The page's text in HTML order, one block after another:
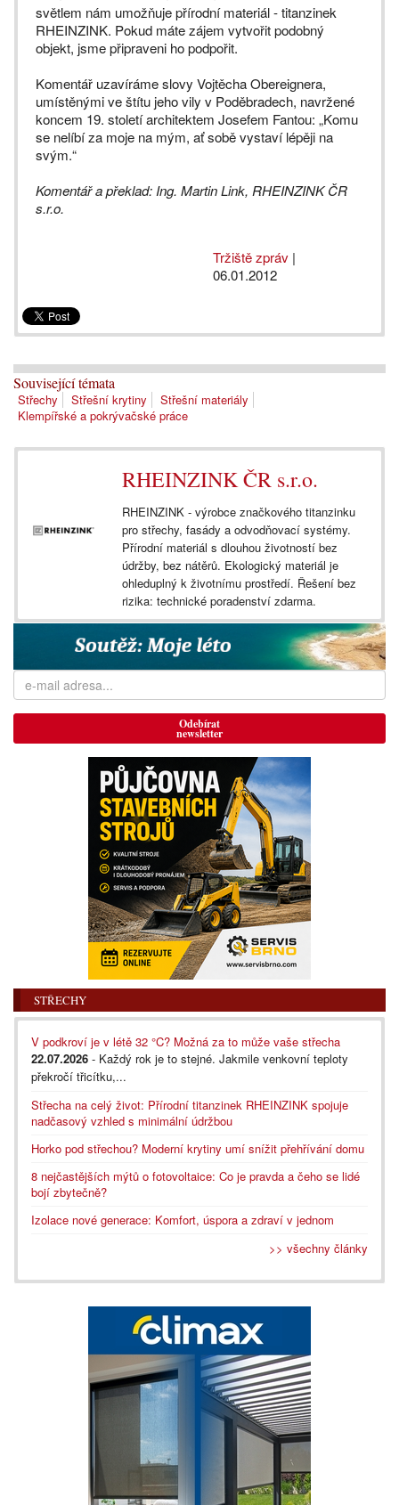
světlem nám umožňuje přírodní materiál - titanzinek
RHEINZINK. Pokud máte zájem vytvořit podobný
objekt, jsme připraveni ho podpořit.
Komentář uzavíráme slovy Vojtěcha Obereignera,
umístěnými ve štítu jeho vily v Poděbradech, navržené
koncem 19. století architektem Josefem Fantou: „Komu
se nelíbí za moje na mým, ať sobě vystaví lépěji na
svým.“
Komentář a překlad: Ing. Martin Link, RHEINZINK ČR
s.r.o.
Tržiště zpráv |
06.01.2012
Související témata
Střechy Střešní krytiny
Střešní materiály
Klempířské a pokrývačské práce
RHEINZINK ČR s.r.o.
RHEINZINK - výrobce značkového titanzinku
pro střechy, fasády a odvodňovací systémy.
Přírodní materiál s dlouhou životností bez
údržby, bez nátěrů. Ekologický materiál je
ohleduplný k životnímu prostředí. Řešení bez
rizika: technické poradenství zdarma.
Odebírat
newsletter
STŘECHY
V podkroví je v létě 32 °C? Možná za to může vaše střecha
22.07.2026 - Každý rok je to stejné. Jakmile venkovní teploty
překročí třicítku,...
Střecha na celý život: Přírodní titanzinek RHEINZINK spojuje
nadčasový vzhled s minimální údržbou
Horko pod střechou? Moderní krytiny umí snížit přehřívání domu
8 nejčastějších mýtů o fotovoltaice: Co je pravda a čeho se lidé
bojí zbytečně?
Izolace nové generace: Komfort, úspora a zdraví v jednom
>> všechny články